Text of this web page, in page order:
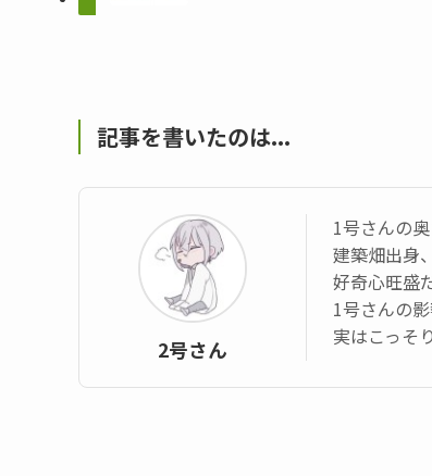
記事を書いたのは...
2号さん
1号さんの
建築畑出身
好奇心旺盛
1号さんの
実はこっそ